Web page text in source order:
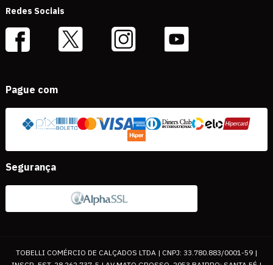
Redes Sociais
Pague com
Segurança
TOBELLI COMÉRCIO DE CALÇADOS LTDA | CNPJ: 33.780.883/0001-59 |